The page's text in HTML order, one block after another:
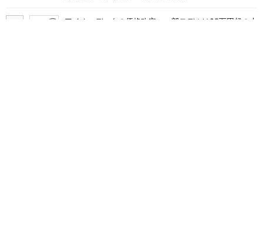
アイオーデータの価格改定、一部モデルは25万円超の大